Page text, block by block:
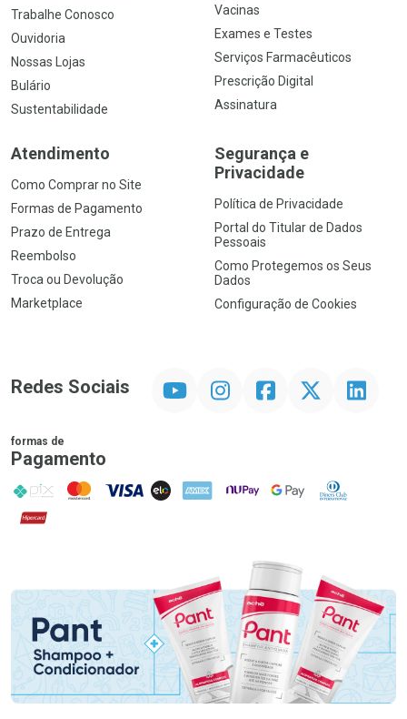
Trabalhe Conosco
Ouvidoria
Nossas Lojas
Bulário
Sustentabilidade
Vacinas
Exames e Testes
Serviços Farmacêuticos
Prescrição Digital
Assinatura
Atendimento
Como Comprar no Site
Formas de Pagamento
Prazo de Entrega
Reembolso
Troca ou Devolução
Marketplace
Segurança e
Privacidade
Política de Privacidade
Portal do Titular de Dados
Pessoais
Como Protegemos os Seus
Dados
Configuração de Cookies
Redes Sociais InstagramFacebookTwitter Linkedin
formas de
Pagamento
PIX MasterCard
VISA ELO AMEX NuPay Google PayDiners Club
Hipercard
Promoção em Destaque